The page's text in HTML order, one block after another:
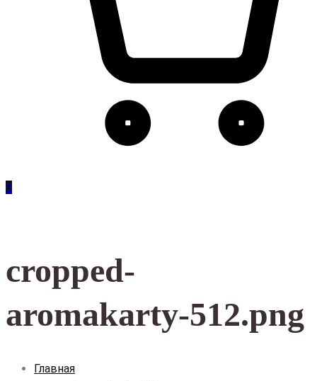
0
cropped-
aromakarty-512.png
Главная